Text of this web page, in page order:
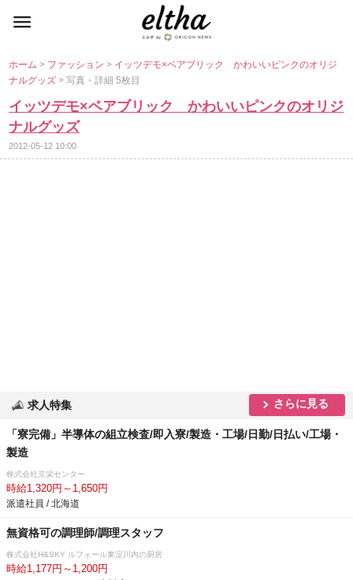
ホーム> ファッション> イッツデモ×ベアブリック かわいいピンクのオリジ
ナルグッズ> 写真・詳細 5枚目
イッツデモ×ベアブリック かわいいピンクのオリジ
ナルグッズ
2012-05-12 10:00
求人特集 さらに見る
「寮完備」半導体の組立検査/即入寮/製造・工場/日勤/日払い/工場・
製造
株式会社京栄センター
時給1,320円～1,650円
派遣社員 / 北海道
無資格可の調理師/調理スタッフ
株式会社H&SKY ルフォール東淀川内の厨房
時給1,177円～1,200円